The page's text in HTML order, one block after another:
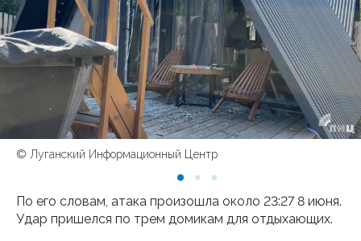
© Луганский Информационный Центр
По его словам, атака произошла около 23:27 8 июня.
Удар пришелся по трем домикам для отдыхающих.